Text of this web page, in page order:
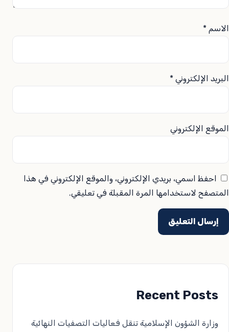
الاسم *
البريد الإلكتروني *
الموقع الإلكتروني
احفظ اسمي، بريدي الإلكتروني، والموقع الإلكتروني في هذا
المتصفح لاستخدامها المرة المقبلة في تعليقي.
Recent Posts
وزارة الشؤون الإسلامية تنقل فعاليات التصفيات النهائية